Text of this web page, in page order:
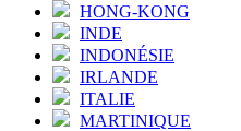
HONG-KONG
INDE
INDONÉSIE
IRLANDE
ITALIE
MARTINIQUE